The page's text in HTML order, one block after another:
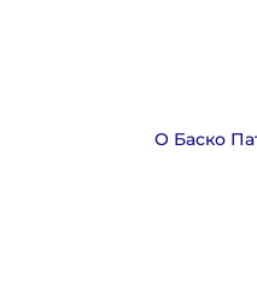
О Баско